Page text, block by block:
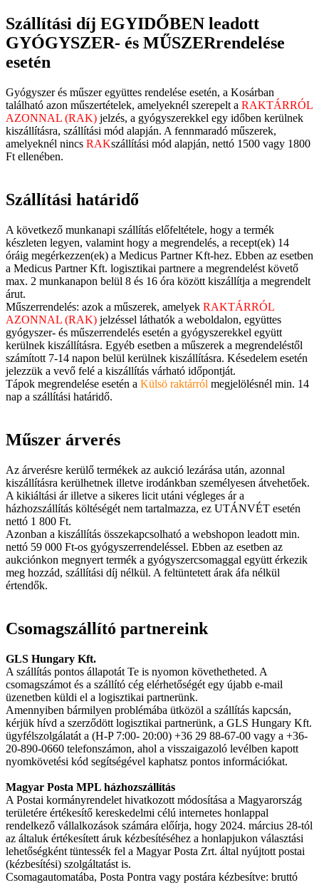
Szállítási díj EGYIDŐBEN leadott
GYÓGYSZER- és MŰSZERrendelése
esetén
Gyógyszer és műszer együttes rendelése esetén, a Kosárban
található azon műszertételek, amelyeknél szerepelt a RAKTÁRRÓL
AZONNAL (RAK) jelzés, a gyógyszerekkel egy időben kerülnek
kiszállításra, szállítási mód alapján. A fennmaradó műszerek,
amelyeknél nincs RAKszállítási mód alapján, nettó 1500 vagy 1800
Ft ellenében.
Szállítási határidő
A következő munkanapi szállítás előfeltétele, hogy a termék
készleten legyen, valamint hogy a megrendelés, a recept(ek) 14
óráig megérkezzen(ek) a Medicus Partner Kft-hez. Ebben az esetben
a Medicus Partner Kft. logisztikai partnere a megrendelést követő
max. 2 munkanapon belül 8 és 16 óra között kiszállítja a megrendelt
árut.
Műszerrendelés: azok a műszerek, amelyek RAKTÁRRÓL
AZONNAL (RAK) jelzéssel láthatók a weboldalon, együttes
gyógyszer- és műszerrendelés esetén a gyógyszerekkel együtt
kerülnek kiszállításra. Egyéb esetben a műszerek a megrendeléstől
számított 7-14 napon belül kerülnek kiszállításra. Késedelem esetén
jelezzük a vevő felé a kiszállítás várható időpontját.
Tápok megrendelése esetén a Külsö raktárról megjelölésnél min. 14
nap a szállítási határidő.
Műszer árverés
Az árverésre kerülő termékek az aukció lezárása után, azonnal
kiszállításra kerülhetnek illetve irodánkban személyesen átvehetőek.
A kikiáltási ár illetve a sikeres licit utáni végleges ár a
házhozszállítás költéségét nem tartalmazza, ez UTÁNVÉT esetén
nettó 1 800 Ft.
Azonban a kiszállítás összekapcsolható a webshopon leadott min.
nettó 59 000 Ft-os gyógyszerrendeléssel. Ebben az esetben az
aukciónkon megnyert termék a gyógyszercsomaggal együtt érkezik
meg hozzád, szállítási díj nélkül. A feltüntetett árak áfa nélkül
értendők.
Csomagszállító partnereink
GLS Hungary Kft.
A szállítás pontos állapotát Te is nyomon követhetheted. A
csomagszámot és a szállító cég elérhetőségét egy újabb e-mail
üzenetben küldi el a logisztikai partnerünk.
Amennyiben bármilyen problémába ütközöl a szállítás kapcsán,
kérjük hívd a szerződött logisztikai partnerünk, a GLS Hungary Kft.
ügyfélszolgálatát a (H-P 7:00- 20:00) +36 29 88-67-00 vagy a +36-
20-890-0660 telefonszámon, ahol a visszaigazoló levélben kapott
nyomkövetési kód segítségével kaphatsz pontos információkat.
Magyar Posta MPL házhozszállítás
A Postai kormányrendelet hivatkozott módosítása a Magyarország
területére értékesítő kereskedelmi célú internetes honlappal
rendelkező vállalkozások számára előírja, hogy 2024. március 28-tól
az általuk értékesített áruk kézbesítéséhez a honlapjukon választási
lehetőségként tüntessék fel a Magyar Posta Zrt. által nyújtott postai
(kézbesítési) szolgáltatást is.
Csomagautomatába, Posta Pontra vagy postára kézbesítve: bruttó